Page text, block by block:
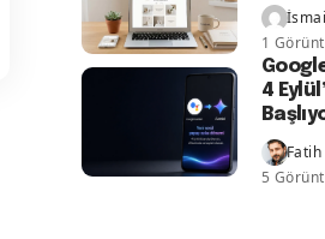
1
4
Fatih
5